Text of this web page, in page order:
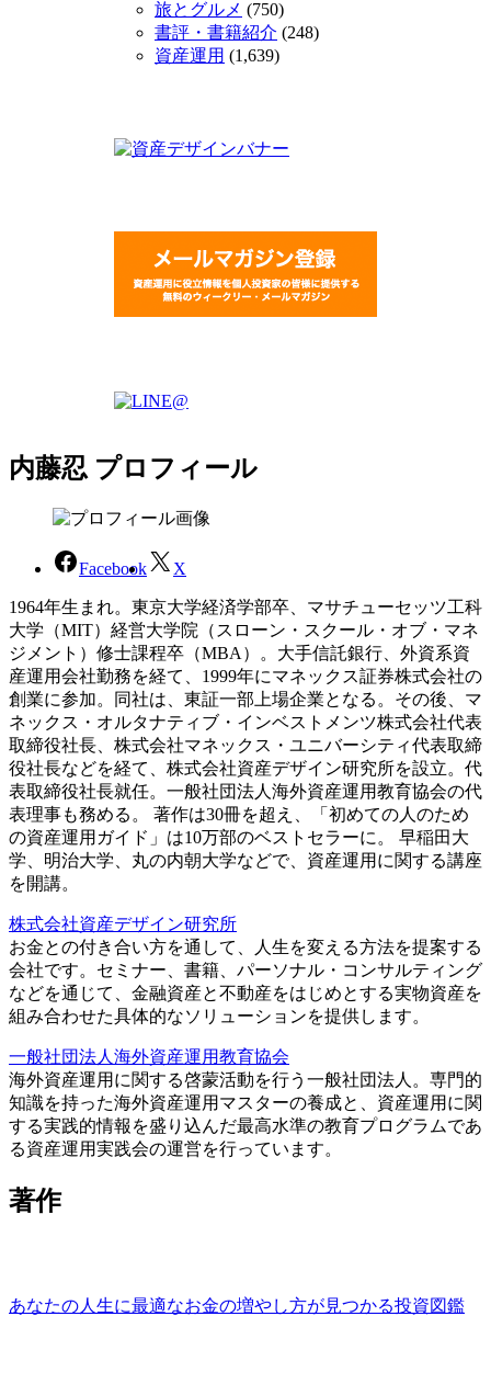
旅とグルメ (750)
書評・書籍紹介 (248)
資産運用 (1,639)
内藤忍 プロフィール
Facebook X
1964年生まれ。東京大学経済学部卒、マサチューセッツ工科
大学（MIT）経営大学院（スローン・スクール・オブ・マネ
ジメント）修士課程卒（MBA）。大手信託銀行、外資系資
産運用会社勤務を経て、1999年にマネックス証券株式会社の
創業に参加。同社は、東証一部上場企業となる。その後、マ
ネックス・オルタナティブ・インベストメンツ株式会社代表
取締役社長、株式会社マネックス・ユニバーシティ代表取締
役社長などを経て、株式会社資産デザイン研究所を設立。代
表取締役社長就任。一般社団法人海外資産運用教育協会の代
表理事も務める。 著作は30冊を超え、「初めての人のため
の資産運用ガイド」は10万部のベストセラーに。 早稲田大
学、明治大学、丸の内朝大学などで、資産運用に関する講座
を開講。
株式会社資産デザイン研究所
お金との付き合い方を通して、人生を変える方法を提案する
会社です。セミナー、書籍、パーソナル・コンサルティング
などを通じて、金融資産と不動産をはじめとする実物資産を
組み合わせた具体的なソリューションを提供します。
一般社団法人海外資産運用教育協会
海外資産運用に関する啓蒙活動を行う一般社団法人。専門的
知識を持った海外資産運用マスターの養成と、資産運用に関
する実践的情報を盛り込んだ最高水準の教育プログラムであ
る資産運用実践会の運営を行っています。
著作
あなたの人生に最適なお金の増やし方が見つかる投資図鑑